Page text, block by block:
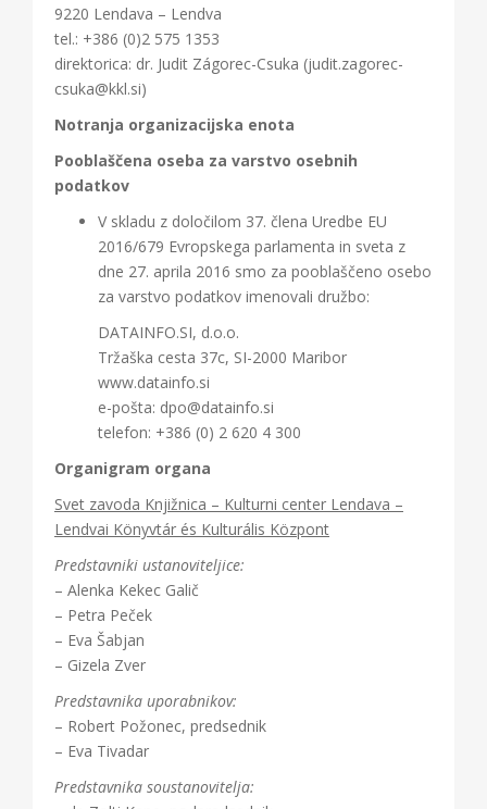
9220 Lendava – Lendva
tel.: +386 (0)2 575 1353
direktorica: dr. Judit Zágorec-Csuka (judit.zagorec-
csuka@kkl.si)
Notranja organizacijska enota
Pooblaščena oseba za varstvo osebnih
podatkov
V skladu z določilom 37. člena Uredbe EU
2016/679 Evropskega parlamenta in sveta z
dne 27. aprila 2016 smo za pooblaščeno osebo
za varstvo podatkov imenovali družbo:
DATAINFO.SI, d.o.o.
Tržaška cesta 37c, SI-2000 Maribor
www.datainfo.si
e-pošta: dpo@datainfo.si
telefon: +386 (0) 2 620 4 300
Organigram organa
Svet zavoda Knjižnica – Kulturni center Lendava –
Lendvai Könyvtár és Kulturális Központ
Predstavniki ustanoviteljice:
– Alenka Kekec Galič
– Petra Peček
– Eva Šabjan
– Gizela Zver
Predstavnika uporabnikov:
– Robert Požonec, predsednik
– Eva Tivadar
Predstavnika soustanovitelja: